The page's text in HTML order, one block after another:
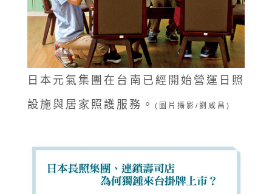
日本元氣集團在台南已經開始營運日照
設施與居家照護服務。
(圖片攝影/劉咸昌)